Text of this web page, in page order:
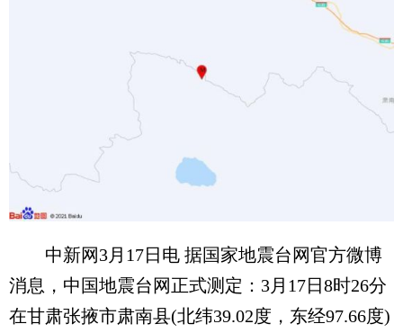
中新网3月17日电 据国家地震台网官方微博
消息，中国地震台网正式测定：3月17日8时26分
在甘肃张掖市肃南县(北纬39.02度，东经97.66度)